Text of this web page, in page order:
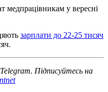
медпрацівникам у вересні
зарплати до 22-25 тисяч
Підписуйтесь на